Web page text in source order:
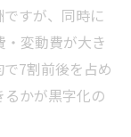
率を底上げ
識の浸透方
の経費管理
すが、同時に
変動費が大き
7割前後を占め
かが黒字化の